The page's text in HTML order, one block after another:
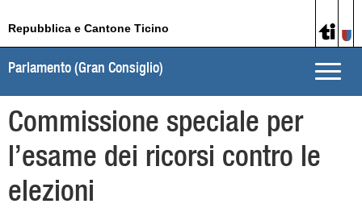
Repubblica e Cantone Ticino
Toggle
Parlamento (Gran Consiglio)
Commissione speciale per
l’esame dei ricorsi contro le
elezioni